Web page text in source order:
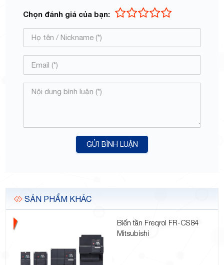
Chọn đánh giá của bạn:
GỬI BÌNH LUẬN
SẢN PHẨM KHÁC
Biến tần Freqrol FR-CS84
Mitsubishi